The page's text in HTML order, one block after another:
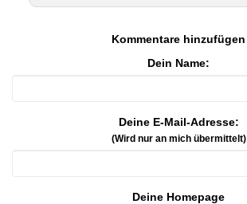
Kommentare hinzufügen
Dein Name:
Deine E-Mail-Adresse:
(Wird nur an mich übermittelt)
Deine Homepage